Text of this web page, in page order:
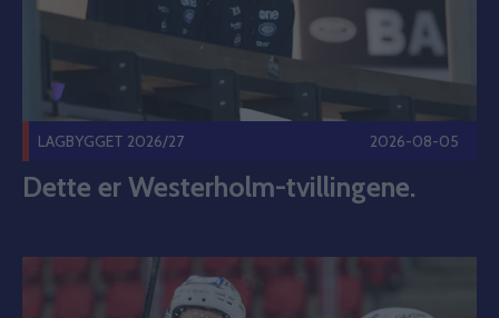
LAGBYGGET 2026/27 2026-08-05
Dette er Westerholm-tvillingene.